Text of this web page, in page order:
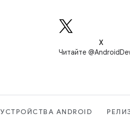
X
Читайте
УСТРОЙСТВА ANDROID